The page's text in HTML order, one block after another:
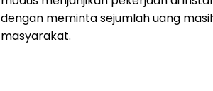
dengan meminta sejumlah uang
masyarakat.